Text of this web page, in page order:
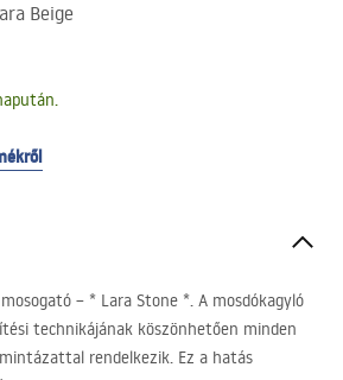
Beige
– * Lara Stone *. A mosdókagyló
technikájának köszönhetően minden
rendelkezik. Ez a hatás